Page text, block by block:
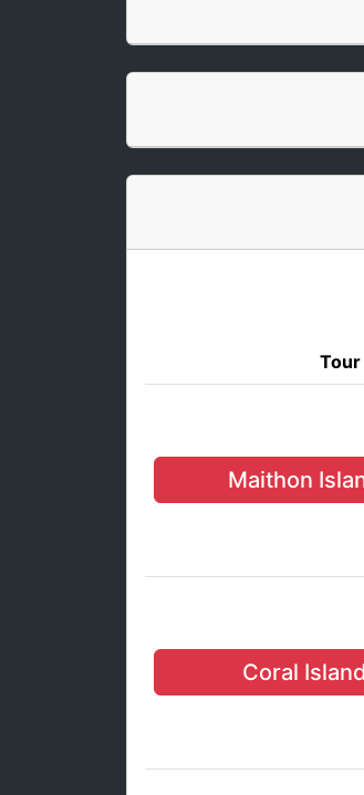
Tour
Maithon
Coral